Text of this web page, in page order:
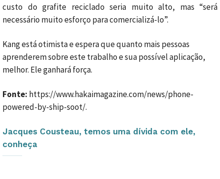
custo do grafite reciclado seria muito alto, mas “será
necessário muito esforço para comercializá-lo”.
Kang está otimista e espera que quanto mais pessoas
aprenderem sobre este trabalho e sua possível aplicação,
melhor. Ele ganhará força.
Fonte: https://www.hakaimagazine.com/news/phone-
powered-by-ship-soot/.
Jacques Cousteau, temos uma dívida com ele,
conheça